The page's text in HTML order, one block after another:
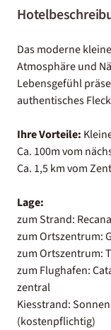
Das moderne
Atmosphäre und
Lebensgefühl
authentisches
Ihre Vorteile:
Ca. 100m vom
Ca. 1,5 km vom
Lage:
zum Strand:
zum Ortszentrum:
zum Ortszentrum:
zum Flughafen:
zentral
Kiesstrand:
(kostenpflichtig)